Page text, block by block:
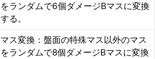
をランダムで6個ダメージBマスに変換
する。
マス変換：盤面の特殊マス以外のマス
をランダムで8個ダメージBマスに変換